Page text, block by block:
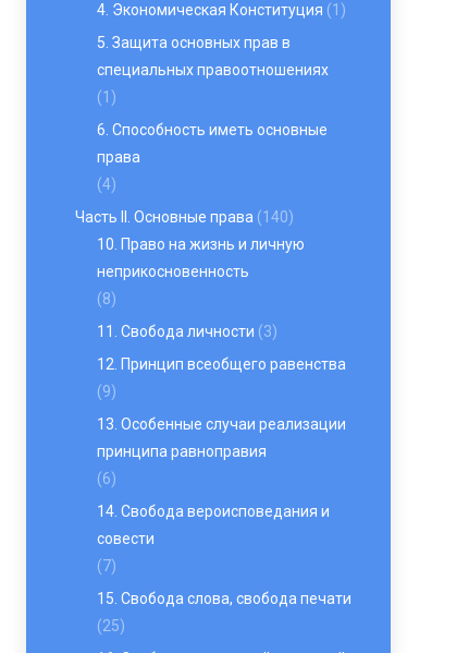
4. Экономическая Конституция (1)
5. Защита основных прав в
специальных правоотношениях
(1)
6. Способность иметь основные
права
(4)
Часть II. Основные права (140)
10. Право на жизнь и личную
неприкосновенность
(8)
11. Свобода личности (3)
12. Принцип всеобщего равенства
(9)
13. Особенные случаи реализации
принципа равноправия
(6)
14. Свобода вероисповедания и
совести
(7)
15. Свобода слова, свобода печати
(25)